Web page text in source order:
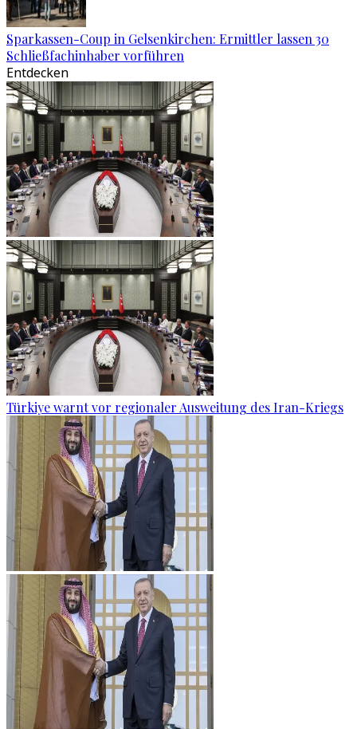
Sparkassen-Coup in Gelsenkirchen: Ermittler lassen 30
Schließfachinhaber vorführen
Entdecken
Türkiye warnt vor regionaler Ausweitung des Iran-Kriegs